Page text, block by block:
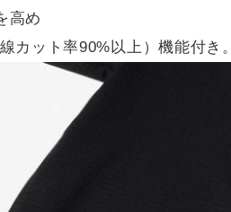
高め
カット率90%以上）機能付き。